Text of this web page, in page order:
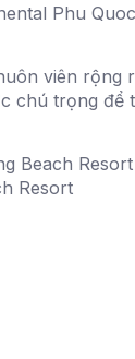
Phu
viên rộng
chú trọng để